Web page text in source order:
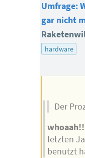
Umfrage:
gar nicht
hardware
Der
whoaah!!
letzten
benutzt